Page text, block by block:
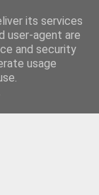
its services
user-agent are
and security
usage